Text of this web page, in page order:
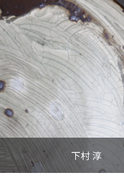
下村 淳